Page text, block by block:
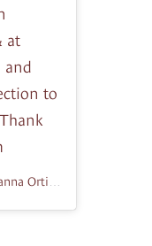
at
and
to
Ortiz